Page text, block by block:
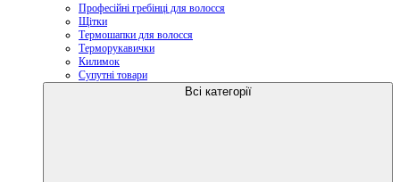
Професійні гребінці для волосся
Щітки
Термошапки для волосся
Терморукавички
Килимок
Супутні товари
Всі категорії